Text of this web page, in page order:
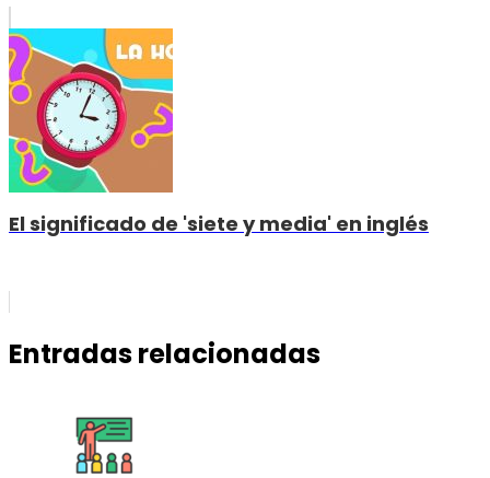
El significado de 'siete y media' en inglés
Entradas relacionadas